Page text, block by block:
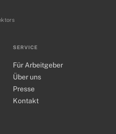
SERVICE
Für Arbeitgeber
Über uns
Presse
Kontakt